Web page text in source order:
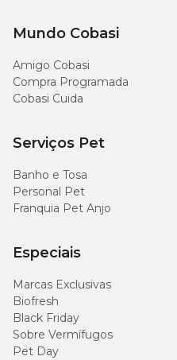
Mundo Cobasi
Amigo Cobasi
Compra Programada
Cobasi Cuida
Serviços Pet
Banho e Tosa
Personal Pet
Franquia Pet Anjo
Especiais
Marcas Exclusivas
Biofresh
Black Friday
Sobre Vermífugos
Pet Day